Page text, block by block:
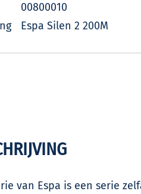
00800010
Espa Silen 2 200M
van Espa is een serie